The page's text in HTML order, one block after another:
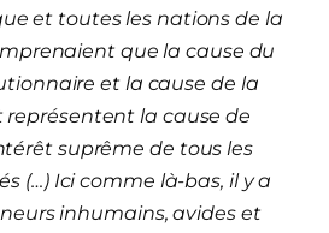
et toutes les nations de la
que la cause du
et la cause de la
représentent la cause de
suprême de tous les
(…) Ici comme là-bas, il y a
inhumains, avides et